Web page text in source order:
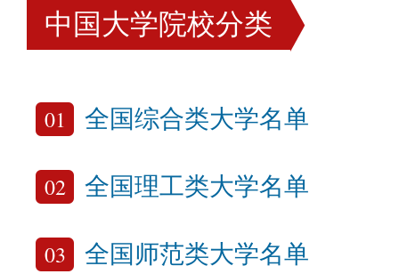
中国大学院校分类
01 全国综合类大学名单
02 全国理工类大学名单
03 全国师范类大学名单